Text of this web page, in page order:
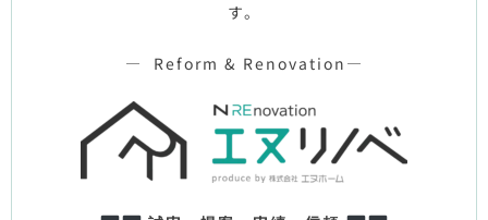
す。
— Reform & Renovation—